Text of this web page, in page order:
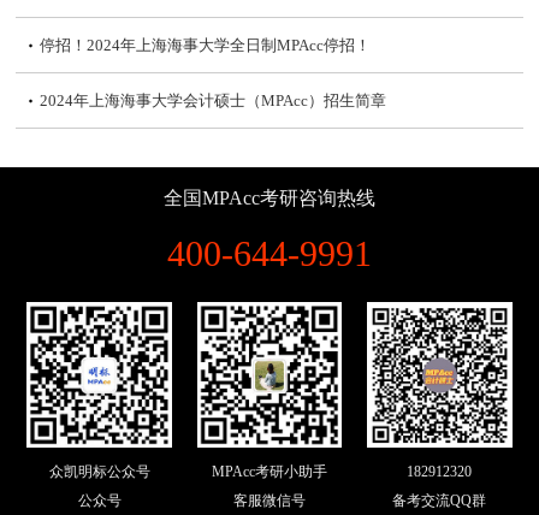
停招！2024年上海海事大学全日制MPAcc停招！
2024年上海海事大学会计硕士（MPAcc）招生简章
2023年上海海事大学MPAcc(会计硕士)分数线发布：197/102/51
2023年上海海事大学MPAcc(会计硕士)复试、调剂问答与复试安排
2023年上海海事大学MPAcc(会计硕士)复试分数线公布
2023年上海海事大学会计硕士（MPAcc）调剂意向登记公告
2022年上海海事大学会计硕士（MPAcc）复试分数线、复试内容、参
全国MPAcc考研咨询热线
400-644-9991
众凯明标公众号
公众号
MPAcc考研小助手
客服微信号
182912320
备考交流QQ群